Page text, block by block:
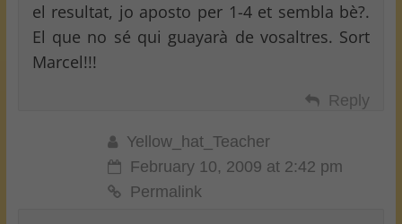
el resultat, jo aposto per 1-4 et sembla bè?.
El que no sé qui guayarà de vosaltres. Sort
Marcel!!!
Reply
Yellow_hat_Teacher
February 10, 2009 at 2:42 pm
Permalink